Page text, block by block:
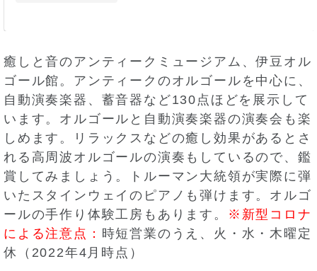
癒しと音のアンティークミュージアム、伊豆オル
ゴール館。アンティークのオルゴールを中心に、
自動演奏楽器、蓄音器など130点ほどを展示して
います。オルゴールと自動演奏楽器の演奏会も楽
しめます。リラックスなどの癒し効果があるとさ
れる高周波オルゴールの演奏もしているので、鑑
賞してみましょう。トルーマン大統領が実際に弾
いたスタインウェイのピアノも弾けます。オルゴ
ールの手作り体験工房もあります。
※新型コロナ
による注意点： 時短営業のうえ、火・水・木曜定
休（2022年4月時点）